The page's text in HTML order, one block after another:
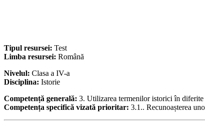
Tipul resursei: Test
Limba resursei: Română
Nivelul: Clasa a IV-a
Disciplina: Istorie
Competență generală: 3. Utilizarea termenilor istorici în
Competența specifică vizată prioritar: 3.1.. Recunoașterea